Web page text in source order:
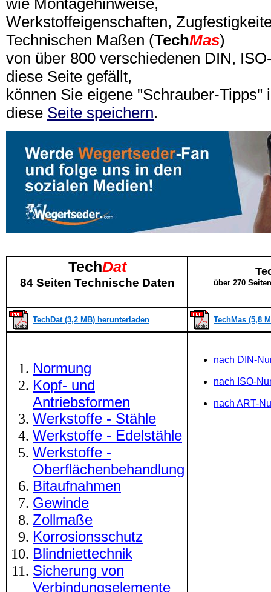
wie Montagehinweise,
Werkstoffeigenschaften,
Technischen Maßen (TechMas)
von über 800 verschiedenen DIN,
diese Seite gefällt,
können Sie eigene "Schrauber-Tipps"
diese Seite speichern.
TechDat
84 Seiten Technische Daten über 270
TechDat (3,2 MB) herunterladen TechMas (5,8
Normung
Kopf- und
Antriebsformen
Werkstoffe - Stähle
Werkstoffe - Edelstähle
Werkstoffe -
Oberflächenbehandlung
Bitaufnahmen
Gewinde
Zollmaße
Korrosionsschutz
Blindniettechnik
Sicherung von
Verbindungselemente
nach DIN-
nach ISO-
nach ART-